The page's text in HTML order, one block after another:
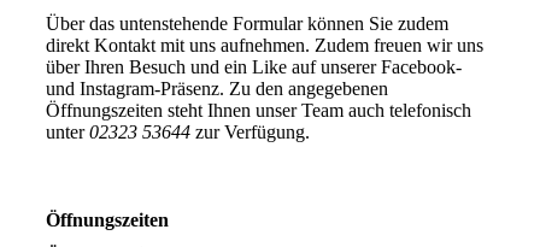
Über das untenstehende Formular können Sie zudem
direkt Kontakt mit uns aufnehmen. Zudem freuen wir uns
über Ihren Besuch und ein Like auf unserer Facebook-
und Instagram-Präsenz. Zu den angegebenen
Öffnungszeiten steht Ihnen unser Team auch telefonisch
unter02323 53644zur Verfügung.
Öffnungszeiten